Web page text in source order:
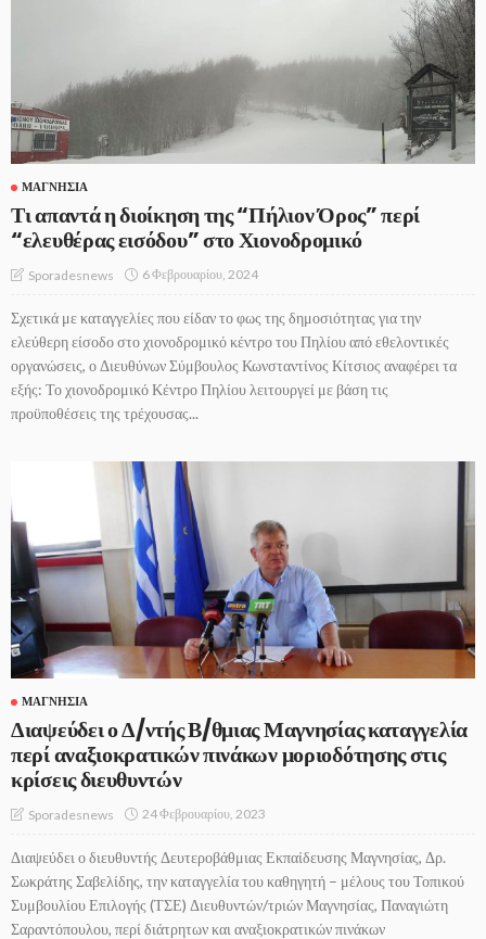
ΜΑΓΝΗΣΊΑ
Τι απαντά η διοίκηση της “Πήλιον Όρος” περί
“ελευθέρας εισόδου” στο Χιονοδρομικό
Sporadesnews 6 Φεβρουαρίου, 2024
Σχετικά με καταγγελίες που είδαν το φως της δημοσιότητας για την
ελεύθερη είσοδο στο χιονοδρομικό κέντρο του Πηλίου από εθελοντικές
οργανώσεις, ο Διευθύνων Σύμβουλος Κωνσταντίνος Κίτσιος αναφέρει τα
εξής: Το χιονοδρομικό Κέντρο Πηλίου λειτουργεί με βάση τις
προϋποθέσεις της τρέχουσας...
ΜΑΓΝΗΣΊΑ
Διαψεύδει ο Δ/ντής Β/θμιας Μαγνησίας καταγγελία
περί αναξιοκρατικών πινάκων μοριοδότησης στις
κρίσεις διευθυντών
Sporadesnews 24 Φεβρουαρίου, 2023
Διαψεύδει ο διευθυντής Δευτεροβάθμιας Εκπαίδευσης Μαγνησίας, Δρ.
Σωκράτης Σαβελίδης, την καταγγελία του καθηγητή – μέλους του Τοπικού
Συμβουλίου Επιλογής (ΤΣΕ) Διευθυντών/τριών Μαγνησίας, Παναγιώτη
Σαραντόπουλου, περί διάτρητων και αναξιοκρατικών πινάκων